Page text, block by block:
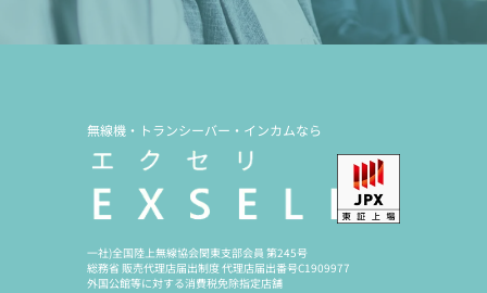
無線機・トランシーバー・インカムなら
一社)全国陸上無線協会関東支部会員 第245号
総務省 販売代理店届出制度 代理店届出番号C1909977
外国公館等に対する消費税免除指定店舗